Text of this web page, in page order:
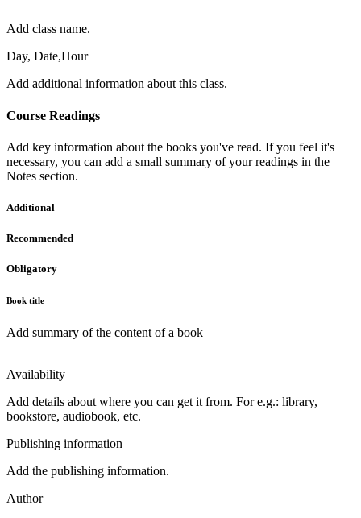
Add class name.
Day, Date,Hour
Add additional information about this class.
Course Readings
Add key information about the books you've read. If you feel it's
necessary, you can add a small summary of your readings in the
Notes section.
Additional
Recommended
Obligatory
Book title
Add summary of the content of a book
Availability
Add details about where you can get it from. For e.g.: library,
bookstore, audiobook, etc.
Publishing information
Add the publishing information.
Author